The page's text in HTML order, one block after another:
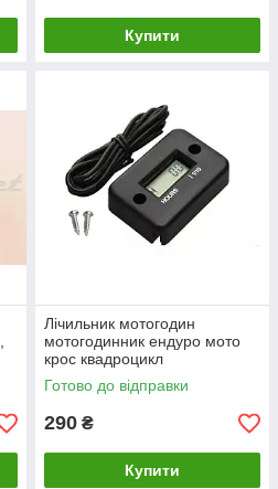
Купити
Лічильник мотогодин
мотогодинник ендуро мото
крос квадроцикл
Готово до відправки
290 ₴
Купити